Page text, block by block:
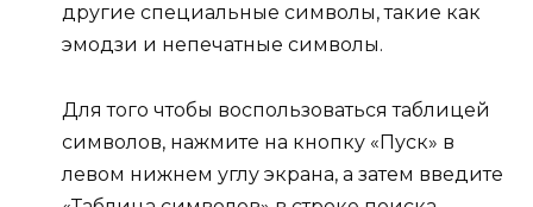
другие специальные символы, такие как
эмодзи и непечатные символы.
Для того чтобы воспользоваться таблицей
символов, нажмите на кнопку «Пуск» в
левом нижнем углу экрана, а затем введите